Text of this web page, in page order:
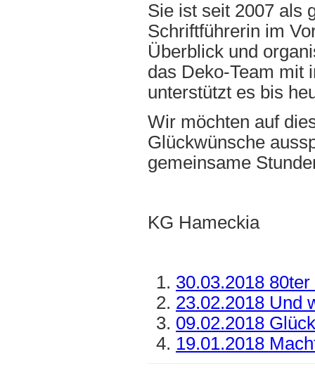
Sie ist seit 2007 als
Schriftführerin im
Überblick und
das Deko-Team mit
unterstützt es bis
Wir möchten auf
Glückwünsche
gemeinsame
KG Hameckia
30.03.2018
23.02.2018 Und
09.02.2018
19.01.2018